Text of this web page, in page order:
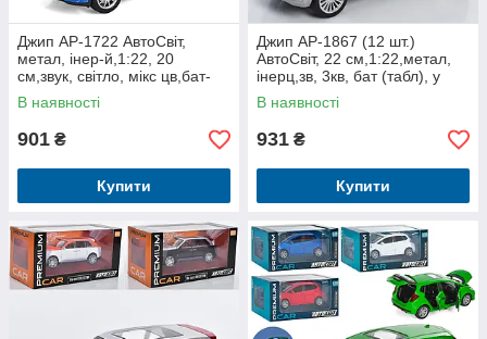
Джип AP-1722 АвтоСвіт,
метал, інер-й,1:22, 20
см,звук, світло, мікс цв,бат-
таб, кор, 29-14,5-15 см
В наявності
901 ₴
Купити
Джип AP-1867 (12 шт.)
АвтоСвіт, 22 см,1:22,метал,
інерц,зв, 3кв, бат (табл), у
кор-ке,29-15-14,5 см
В наявності
931 ₴
Купити